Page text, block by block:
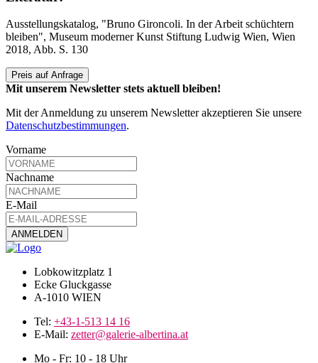
Ausstellungskatalog, "Bruno Gironcoli. In der Arbeit schüchtern
bleiben", Museum moderner Kunst Stiftung Ludwig Wien, Wien
2018, Abb. S. 130
Preis auf Anfrage
Mit unserem Newsletter stets aktuell bleiben!
Mit der Anmeldung zu unserem Newsletter akzeptieren Sie unsere
Datenschutzbestimmungen.
Vorname
Nachname
E-Mail
Lobkowitzplatz 1
Ecke Gluckgasse
A-1010 WIEN
Tel: +43-1-513 14 16
E-Mail: zetter@galerie-albertina.at
Mo - Fr: 10 - 18 Uhr